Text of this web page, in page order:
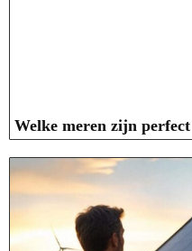
Welke meren zijn